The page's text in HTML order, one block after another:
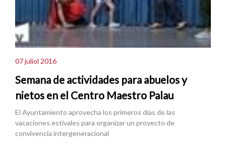
07 juliol 2016
Semana de actividades para abuelos y
nietos en el Centro Maestro Palau
El Ayuntamiento aprovecha los primeros días de las
vacaciones estivales para organizar un proyecto de
convivencia intergeneracional